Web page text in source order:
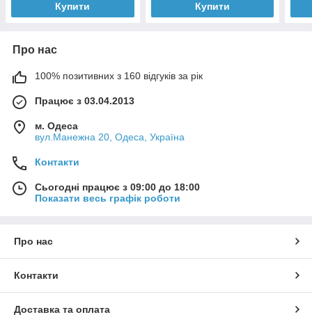
Купити Купити
Про нас
100% позитивних з 160 відгуків за рік
Працює з 03.04.2013
м. Одеса
вул.Манежна 20, Одеса, Україна
Контакти
Сьогодні працює з 09:00 до 18:00
Показати весь графік роботи
Про нас
Контакти
Доставка та оплата